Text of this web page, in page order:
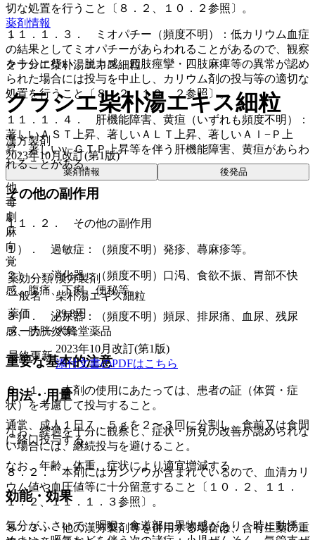
切な処置を行うこと〔８．２、１０．２参照〕。
１１．１．３． ミオパチー（頻度不明）：低カリウム血症
の結果としてミオパチーがあらわれることがあるので、観察
を十分に行い、脱力感、四肢痙攣・四肢麻痺等の異常が認め
られた場合には投与を中止し、カリウム剤の投与等の適切な
処置を行うこと〔８．２、１０．２参照〕。
１１．１．４． 肝機能障害、黄疸（いずれも頻度不明）：
著しいＡＳＴ上昇、著しいＡＬＴ上昇、著しいＡｌ−Ｐ上
昇、著しいγ−ＧＴＰ上昇等を伴う肝機能障害、黄疸があらわ
れることがある。
その他の副作用
１１．２． その他の副作用
１）． 過敏症：（頻度不明）発疹、蕁麻疹等。
２）． 消化器：（頻度不明）口渇、食欲不振、胃部不快
感、腹痛、下痢、便秘等。
３）． 泌尿器：（頻度不明）頻尿、排尿痛、血尿、残尿
感、膀胱炎等。
重要な基本的注意
８．１． 本剤の使用にあたっては、患者の証（体質・症
状）を考慮して投与すること。
なお、経過を十分に観察し、症状・所見の改善が認められな
い場合には、継続投与を避けること。
８．２． 本剤にはカンゾウが含まれているので、血清カリ
ウム値や血圧値等に十分留意すること〔１０．２、１１．
１．２、１１．１．３参照〕。
８．３． 他の漢方製剤等を併用する場合は、含有生薬の重
薬剤情報
クラシエ柴朴湯エキス細粒
クラシエ柴朴湯エキス細粒
漢方製剤
2023年10月改訂(第1版)
薬剤情報 後発品
他
毒
劇
麻
向
覚
薬効分類 漢方製剤
一般名
柴朴湯エキス細粒
薬価
29.8円
メーカー 大峰堂薬品
最終更新
2023年10月改訂(第1版)
添付文書のPDFはこちら
用法・用量
通常、成人１日７．５ｇを２〜３回に分割し、食前又は食間
に経口投与する。
なお、年齢、体重、症状により適宜増減する。
効能・効果
気分がふさいで、咽喉、食道部に異物感があり、時に動悸、